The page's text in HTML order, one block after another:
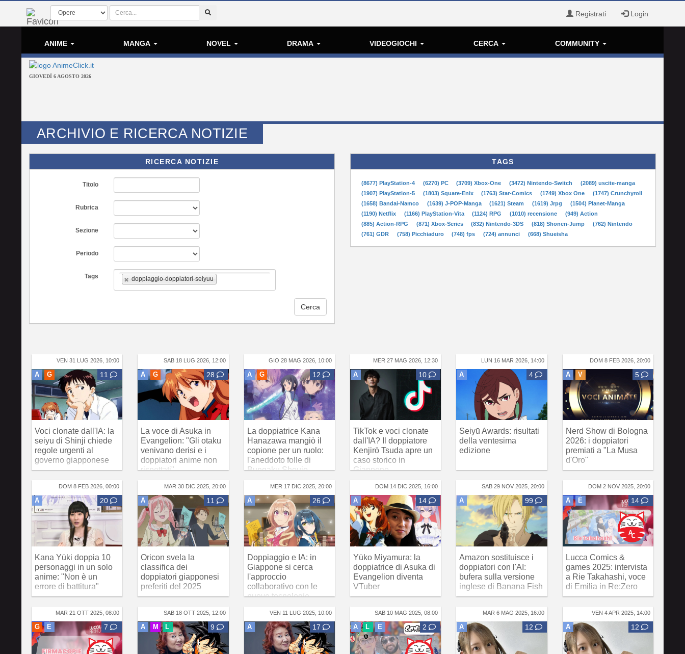
Registrati Login
ANIME MANGA NOVEL DRAMA VIDEOGIOCHI CERCA COMMUNITY
GIOVEDÌ 6 AGOSTO 2026
ARCHIVIO E RICERCA NOTIZIE
RICERCA NOTIZIE
Titolo
Rubrica
Sezione
Periodo
Tags doppiaggio-doppiatori-seiyuu
Cerca
TAGS
(8677) PlayStation-4 (6270) PC (3709) Xbox-One (3472) Nintendo-Switch
(2089) uscite-manga
(1907) PlayStation-5
(1803) Square-Enix (1763) Star-Comics (1749) Xbox One
(1747) Crunchyroll
(1658) Bandai-Namco
(1639) J-POP-Manga (1621) Steam (1619) Jrpg
(1504) Planet-Manga
(1190) Netflix
(1166) PlayStation-Vita (1124) RPG (1010) recensione
(949) Action
(885) Action-RPG
(871) Xbox-Series (832) Nintendo-3DS (818) Shonen-Jump
(762) Nintendo
(761) GDR
(758) Picchiaduro (748) fps (724) annunci (668) Shueisha
VEN 31 LUG 2026, 10:00
A G 11
Voci clonate dall'IA: la
seiyu di Shinji chiede
regole urgenti al
governo giapponese
SAB 18 LUG 2026, 12:00
A G 28
La voce di Asuka in
Evangelion: "Gli otaku
venivano derisi e i
doppiatori anime non
rispettati"
GIO 28 MAG 2026, 10:00
A G 12
La doppiatrice Kana
Hanazawa mangiò il
copione per un ruolo:
l'aneddoto folle di
Bungaku Shoujo
MER 27 MAG 2026, 12:30
A 10
TikTok e voci clonate
dall'IA? Il doppiatore
Kenjirō Tsuda apre un
caso storico in
Giappone
LUN 16 MAR 2026, 14:00
A 4
Seiyū Awards: risultati
della ventesima
edizione
DOM 8 FEB 2026, 20:00
A V 5
Nerd Show di Bologna
2026: i doppiatori
premiati a "La Musa
d'Oro"
DOM 8 FEB 2026, 00:00
A 20
Kana Yūki doppia 10
personaggi in un solo
anime: "Non è un
errore di battitura"
MAR 30 DIC 2025, 20:00
A 11
Oricon svela la
classifica dei
doppiatori giapponesi
preferiti del 2025
MER 17 DIC 2025, 20:00
A 26
Doppiaggio e IA: in
Giappone si cerca
l'approccio
collaborativo con le
nuove tecnologie
DOM 14 DIC 2025, 16:00
A 14
Yūko Miyamura: la
doppiatrice di Asuka di
Evangelion diventa
VTuber
SAB 29 NOV 2025, 20:00
A 99
Amazon sostituisce i
doppiatori con l'AI:
bufera sulla versione
inglese di Banana Fish
DOM 2 NOV 2025, 20:00
A E 14
Lucca Comics &
games 2025: intervista
a Rie Takahashi, voce
di Emilia in Re:Zero
MAR 21 OTT 2025, 08:00
G E 7
SAB 18 OTT 2025, 12:00
A M L 9
VEN 11 LUG 2025, 10:00
A 17
SAB 10 MAG 2025, 08:00
A L E 2
MAR 6 MAG 2025, 16:00
A 12
VEN 4 APR 2025, 14:00
A 12